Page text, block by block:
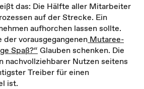
das: Die Hälfte aller Mitarbeiter
auf der Strecke. Ein
aufhorchen lassen sollte.
vorausgegangenen Mutaree-
Spaß?“ Glauben schenken. Die
nachvollziehbarer Nutzen seitens
Treiber für einen
ist.